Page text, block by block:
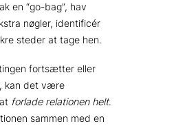
en “go-bag”, hav
nøgler, identificér
steder at tage hen.
fortsætter eller
kan det være
forlade relationen helt.
sammen med en